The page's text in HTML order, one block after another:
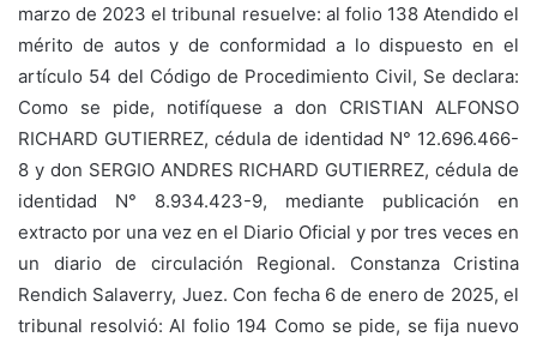
marzo de 2023 el tribunal resuelve: al folio 138 Atendido el
mérito de autos y de conformidad a lo dispuesto en el
artículo 54 del Código de Procedimiento Civil, Se declara:
Como se pide, notifíquese a don CRISTIAN ALFONSO
RICHARD GUTIERREZ, cédula de identidad N° 12.696.466-
8 y don SERGIO ANDRES RICHARD GUTIERREZ, cédula de
identidad N° 8.934.423-9, mediante publicación en
extracto por una vez en el Diario Oficial y por tres veces en
un diario de circulación Regional. Constanza Cristina
Rendich Salaverry, Juez. Con fecha 6 de enero de 2025, el
tribunal resolvió: Al folio 194 Como se pide, se fija nuevo